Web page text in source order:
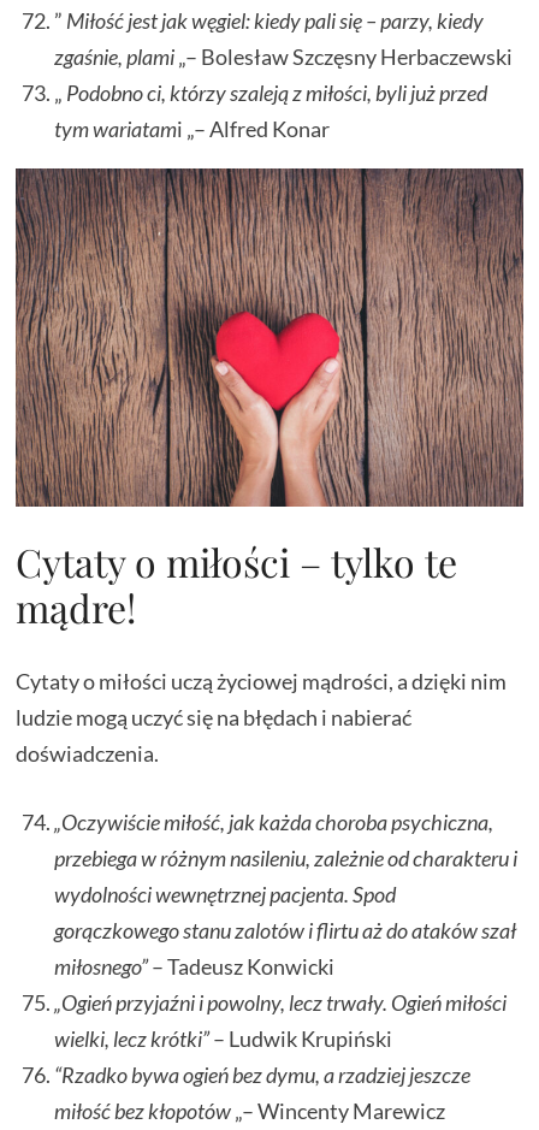
” Miłość jest jak węgiel: kiedy pali się – parzy, kiedy
zgaśnie, plami„– Bolesław Szczęsny Herbaczewski
„ Podobno ci, którzy szaleją z miłości, byli już przed
tym wariatami „– Alfred Konar
Cytaty o miłości – tylko te
mądre!
Cytaty o miłości uczą życiowej mądrości, a dzięki nim
ludzie mogą uczyć się na błędach i nabierać
doświadczenia.
„Oczywiście miłość, jak każda choroba psychiczna,
przebiega w różnym nasileniu, zależnie od charakteru i
wydolności wewnętrznej pacjenta. Spod
gorączkowego stanu zalotów i flirtu aż do ataków szał
miłosnego”– Tadeusz Konwicki
„Ogień przyjaźni i powolny, lecz trwały. Ogień miłości
wielki, lecz krótki”– Ludwik Krupiński
“Rzadko bywa ogień bez dymu, a rzadziej jeszcze
miłość bez kłopotów„– Wincenty Marewicz